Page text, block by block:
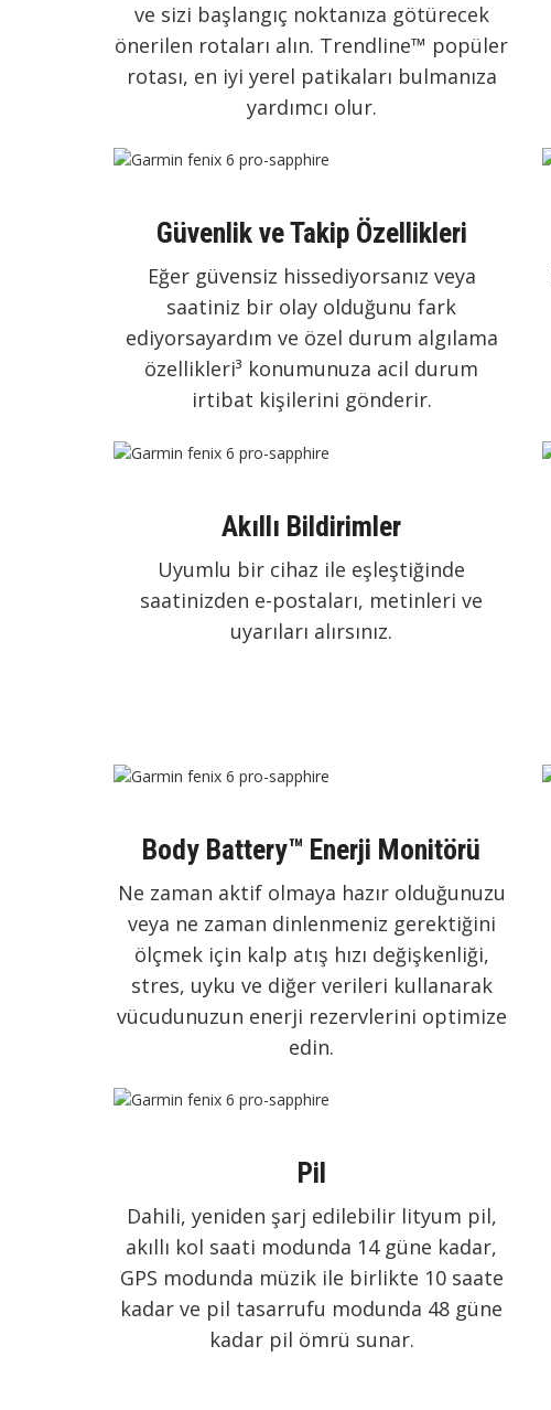
ve sizi başlangıç noktanıza götürecek
önerilen rotaları alın. Trendline™ popüler
rotası, en iyi yerel patikaları bulmanıza
yardımcı olur.
Güvenlik ve Takip Özellikleri
Eğer güvensiz hissediyorsanız veya
saatiniz bir olay olduğunu fark
ediyorsayardım ve özel durum algılama
özellikleri³ konumunuza acil durum
irtibat kişilerini gönderir.
Akıllı Bildirimler
Uyumlu bir cihaz ile eşleştiğinde
saatinizden e-postaları, metinleri ve
uyarıları alırsınız.
Body Battery™ Enerji Monitörü
Ne zaman aktif olmaya hazır olduğunuzu
veya ne zaman dinlenmeniz gerektiğini
ölçmek için kalp atış hızı değişkenliği,
stres, uyku ve diğer verileri kullanarak
vücudunuzun enerji rezervlerini optimize
edin.
Pil
Dahili, yeniden şarj edilebilir lityum pil,
akıllı kol saati modunda 14 güne kadar,
GPS modunda müzik ile birlikte 10 saate
kadar ve pil tasarrufu modunda 48 güne
kadar pil ömrü sunar.